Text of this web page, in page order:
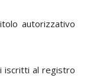
autorizzativo
iscritti al registro